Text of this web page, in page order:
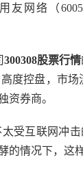
友网络（
300308股票行情
度控盘，市
资券商。
受互联网冲
情况下，这